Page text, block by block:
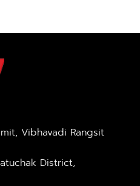
Vibhavadi Rangsit
District,